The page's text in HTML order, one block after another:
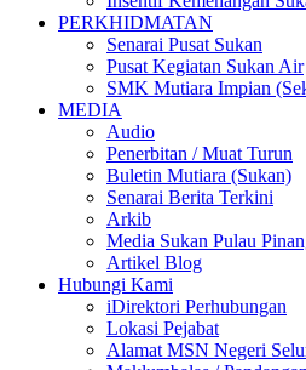
PERKHIDMATAN
Senarai Pusat Sukan
Pusat Kegiatan Sukan Air
SMK Mutiara Impian
MEDIA
Audio
Penerbitan / Muat Turun
Buletin Mutiara (Sukan)
Senarai Berita Terkini
Arkib
Media Sukan Pulau
Artikel Blog
Hubungi Kami
iDirektori Perhubungan
Lokasi Pejabat
Alamat MSN Negeri